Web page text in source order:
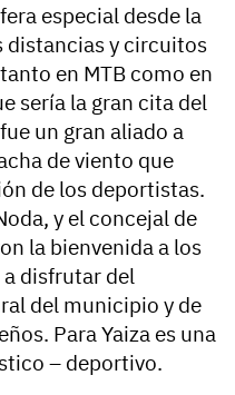
especial desde la
distancias y circuitos
en MTB como en
sería la gran cita del
un gran aliado a
de viento que
de los deportistas.
y el concejal de
la bienvenida a los
disfrutar del
del municipio y de
Para Yaiza es una
– deportivo.